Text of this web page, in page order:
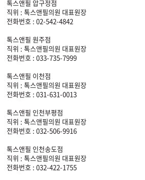
톡스앤필 압구정점
직위 : 톡스앤필의원 대표원장
전화번호 : 02-542-4842
톡스앤필 원주점
직위 : 톡스앤필의원 대표원장
전화번호 : 033-735-7999
톡스앤필 이천점
직위 : 톡스앤필의원 대표원장
전화번호 : 031-631-0013
톡스앤필 인천부평점
직위 : 톡스앤필의원 대표원장
전화번호 : 032-506-9916
톡스앤필 인천송도점
직위 : 톡스앤필의원 대표원장
전화번호 : 032-422-1755